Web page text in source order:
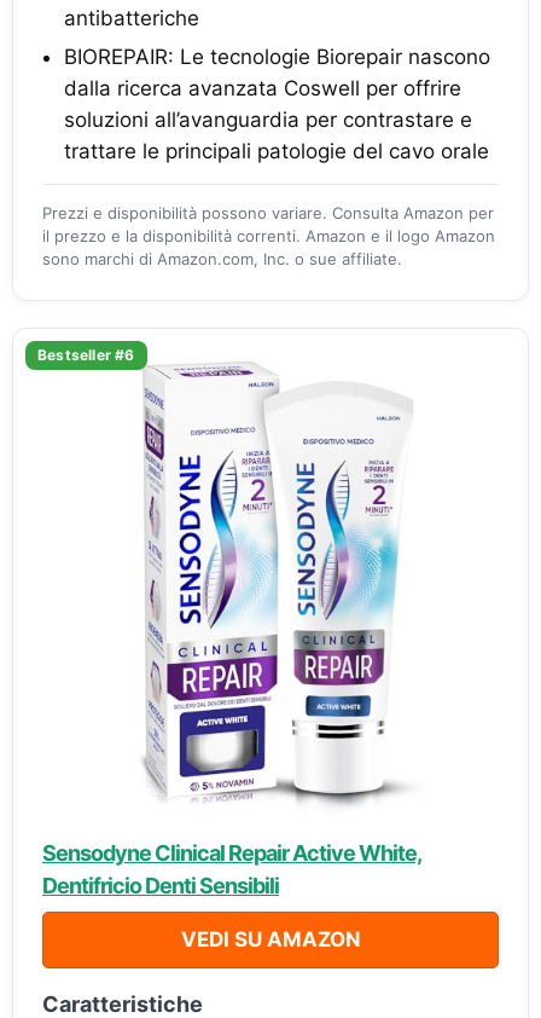
antibatteriche
BIOREPAIR: Le tecnologie Biorepair nascono
dalla ricerca avanzata Coswell per offrire
soluzioni all’avanguardia per contrastare e
trattare le principali patologie del cavo orale
Prezzi e disponibilità possono variare. Consulta Amazon per
il prezzo e la disponibilità correnti. Amazon e il logo Amazon
sono marchi di Amazon.com, Inc. o sue affiliate.
Bestseller #6
Sensodyne Clinical Repair Active White,
Dentifricio Denti Sensibili
VEDI SU AMAZON
Caratteristiche